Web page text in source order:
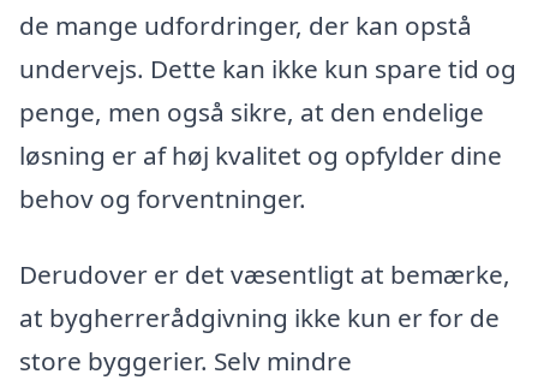
de mange udfordringer, der kan opstå
undervejs. Dette kan ikke kun spare tid og
penge, men også sikre, at den endelige
løsning er af høj kvalitet og opfylder dine
behov og forventninger.
Derudover er det væsentligt at bemærke,
at bygherrerådgivning ikke kun er for de
store byggerier. Selv mindre